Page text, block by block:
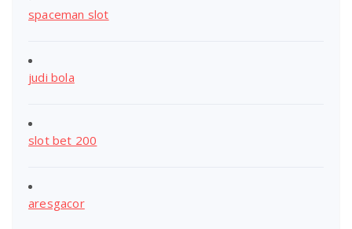
spaceman slot
judi bola
slot bet 200
aresgacor